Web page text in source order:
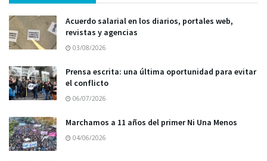
Acuerdo salarial en los diarios, portales web,
revistas y agencias
03/08/2026
Prensa escrita: una última oportunidad para evitar
el conflicto
06/07/2026
Marchamos a 11 años del primer Ni Una Menos
04/06/2026